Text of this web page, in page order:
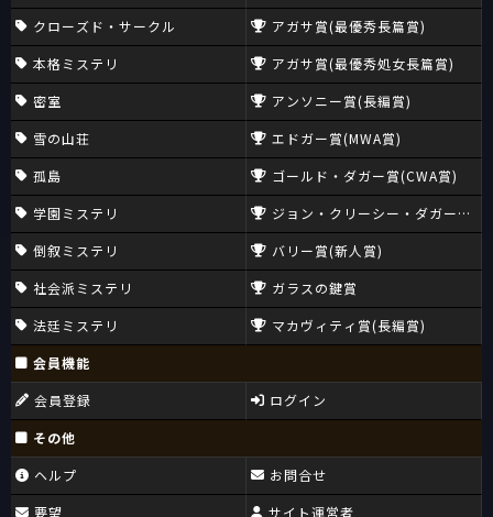
クローズド・サークル
本格ミステリ
密室
雪の山荘
孤島
学園ミステリ
倒叙ミステリ
社会派ミステリ
法廷ミステリ
アガサ賞(最優秀長篇賞)
アガサ賞(最優秀処女長篇賞)
アンソニー賞(長編賞)
エドガー賞(MWA賞)
ゴールド・ダガー賞(CWA賞)
ジョン・クリーシー・ダガー賞
バリー賞(新人賞)
ガラスの鍵賞
マカヴィティ賞(長編賞)
会員機能
会員登録
ログイン
その他
ヘルプ
要望
お問合せ
サイト運営者